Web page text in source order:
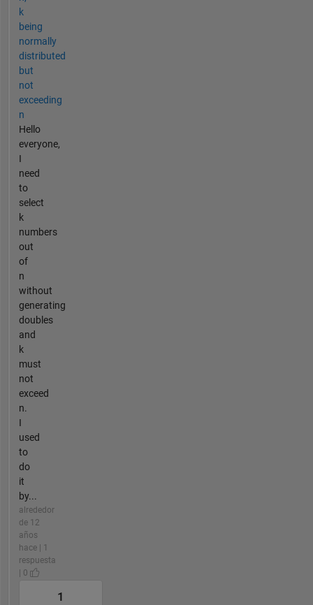
k
being
normally
distributed
but
not
exceeding
n
Hello
everyone,
I
need
to
select
k
numbers
out
of
n
without
generating
doubles
and
k
must
not
exceed
n.
I
used
to
do
it
by...
alrededor
de 12
años
hace | 1
respuesta
| 0
1